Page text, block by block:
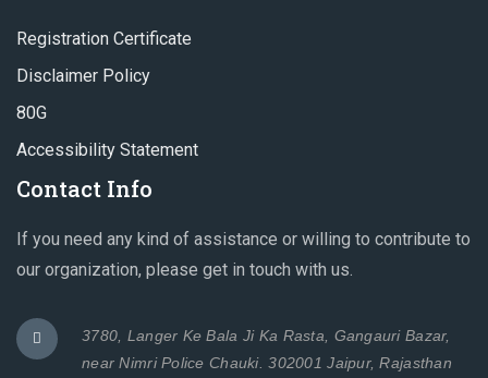
Registration Certificate
Disclaimer Policy
80G
Accessibility Statement
Contact Info
If you need any kind of assistance or willing to contribute to
our organization, please get in touch with us.
3780, Langer Ke Bala Ji Ka Rasta, Gangauri Bazar,
near Nimri Police Chauki. 302001 Jaipur, Rajasthan